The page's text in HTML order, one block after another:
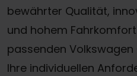
bewährter Qualität,
und hohem
passenden
Ihre individuellen